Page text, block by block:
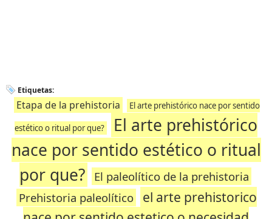
Etiquetas:
Etapa de la prehistoria El arte prehistórico nace por sentido
estético o ritual por que?
El arte prehistórico
nace por sentido estético o ritual
por que?
El paleolítico de la prehistoria
Prehistoria paleolítico
el arte prehistorico